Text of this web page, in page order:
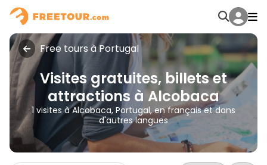
Free tours à Portugal
Visites gratuites, billets et
attractions à Alcobaca
1 visites à Alcobaca, Portugal, en français et dans
d'autres langues